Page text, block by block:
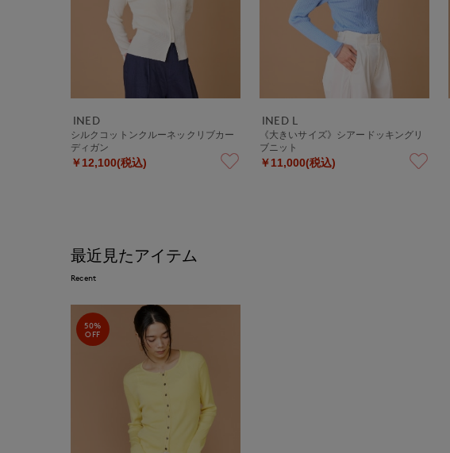
INED
シルクコットンクルーネックリブカー
ディガン
￥12,100(税込)
INED L
《大きいサイズ》シアードッキングリ
ブニット
￥11,000(税込)
最近見たアイテム
Recent
50%
OFF